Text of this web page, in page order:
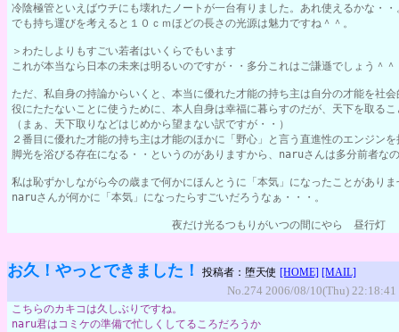
冷陰極管といえばウチにも壊れたノートが一台有りました。あれ使えるかな・・
でも持ち運びを考えると１０ｃｍほどの長さの光源は魅力ですね＾＾。
＞わたしよりもすごい若者はいくらでもいます
これが本当なら日本の未来は明るいのですが・・多分これはご謙遜でしょう＾＾
ただ、私自身の持論からいくと、本当に優れた才能の持ち主は自分の才能を社
役にたたないことに使うために、本人自身は幸福に暮らすのだが、天下を取る
（まぁ、天下取りなどはじめから望まない訳ですが・・）
２番目に優れた才能の持ち主は才能のほかに「野心」と言う直進性のエンジン
脚光を浴びる存在になる・・というのがありますから、naruさんは多分前者な
私は恥ずかしながら今の歳まで何かにほんとうに「本気」になったことがありま
naruさんが何かに「本気」になったらすごいだろうなぁ・・・。
夜だけ光るつもりがいつの間にやら　昼行灯　　
お久！やっとできました！ 投稿者：堕天使 [HOME] [MAIL]
No.274 2006/08/10(Thu) 22:18:41
こちらのカキコは久しぶりですね。
naru君はコミケの準備で忙しくしてるころだろうか